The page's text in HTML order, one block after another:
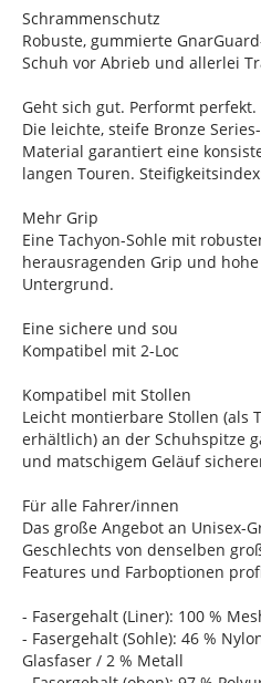
Schrammenschutz
Robuste, gummierte
Schuh vor Abrieb und allerlei
Geht sich gut. Performt perfekt.
Die leichte, steife Bronze
Material garantiert eine
langen Touren.
Mehr Grip
Eine Tachyon-Sohle mit
herausragenden Grip und
Untergrund.
Eine sichere und sou
Kompatibel mit 2-Loc
Kompatibel mit Stollen
Leicht montierbare Stollen (als
erhältlich) an der Schuhspitze
und matschigem Geläuf
Für alle Fahrer/innen
Das große Angebot an Unisex-
Geschlechts von denselben
Features und Farboptionen
- Fasergehalt (Liner): 100 %
- Fasergehalt (Sohle): 46 %
Glasfaser / 2 % Metall